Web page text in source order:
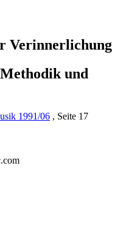
Verinnerlichung
und
1991/06 , Seite 17